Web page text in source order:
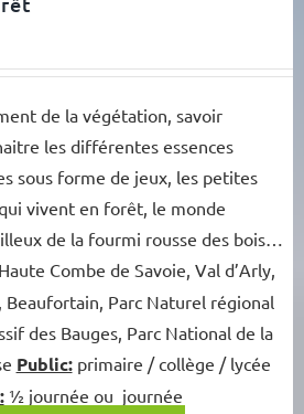
de la végétation, savoir
les différentes essences
sous forme de jeux, les petites
vivent en forêt, le monde
de la fourmi rousse des bois…
Combe de Savoie, Val d’Arly,
Beaufortain, Parc Naturel régional
des Bauges, Parc National de la
Public:primaire / collège / lycée
½ journée ou journée